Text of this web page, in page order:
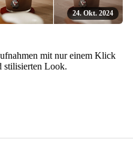
24. Okt. 2024
mit nur einem Klick
stilisierten Look.